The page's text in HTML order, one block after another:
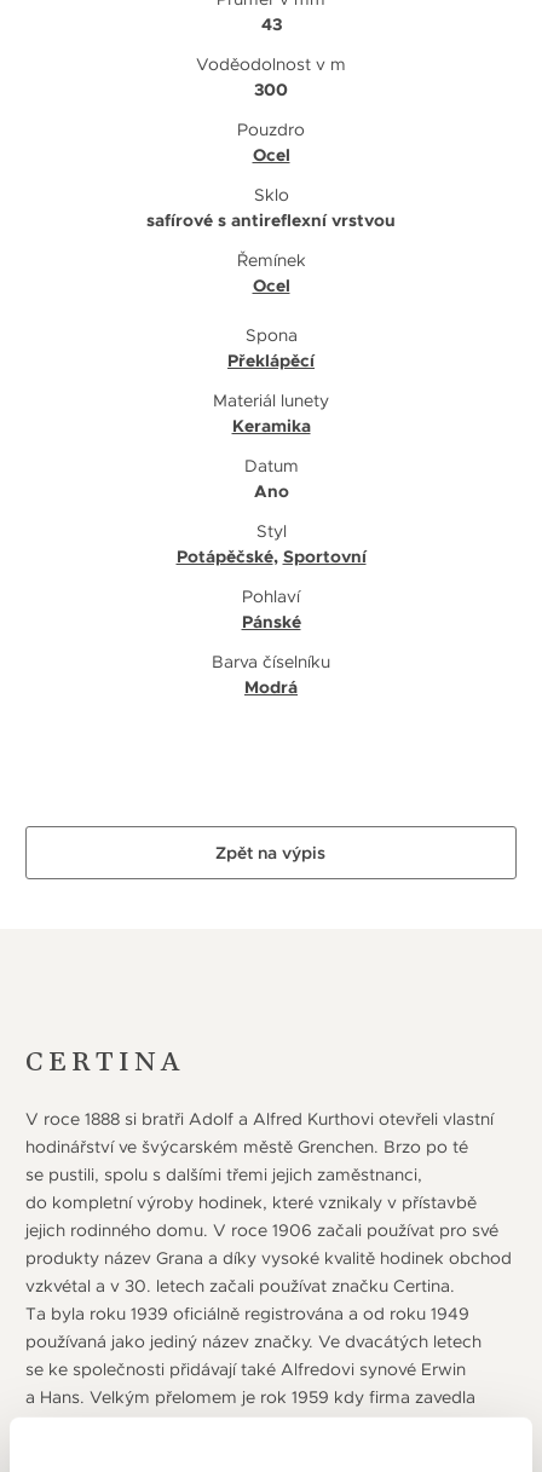
43
Voděodolnost v m
300
Pouzdro
Ocel
Sklo
safírové s antireflexní vrstvou
Řemínek
Ocel
Spona
Překlápěcí
Materiál lunety
Keramika
Datum
Ano
Styl
Potápěčské, Sportovní
Pohlaví
Pánské
Barva číselníku
Modrá
Zpět na výpis
CERTINA
V roce 1888 si bratři Adolf a Alfred Kurthovi otevřeli vlastní
hodinářství ve švýcarském městě Grenchen. Brzo po té
se pustili, spolu s dalšími třemi jejich zaměstnanci,
do kompletní výroby hodinek, které vznikaly v přístavbě
jejich rodinného domu. V roce 1906 začali používat pro své
produkty název Grana a díky vysoké kvalitě hodinek obchod
vzkvétal a v 30. letech začali používat značku Certina.
Ta byla roku 1939 oficiálně registrována a od roku 1949
používaná jako jediný název značky. Ve dvacátých letech
se ke společnosti přidávají také Alfredovi synové Erwin
a Hans. Velkým přelomem je rok 1959 kdy firma zavedla